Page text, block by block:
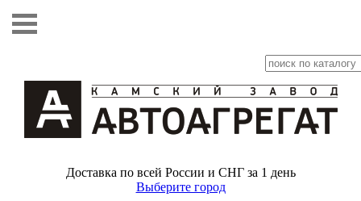
Доставка по всей России и СНГ за 1 день
Выберите город